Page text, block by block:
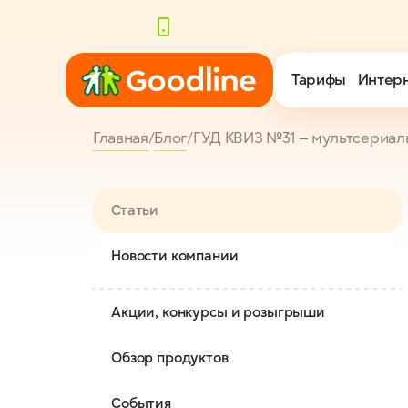
Тарифы
Тарифы
Главная/Блог/ГУД КВИЗ №31 —
Статьи
Новости компании
Акции, конкурсы и розыгрыши
Обзор продуктов
События